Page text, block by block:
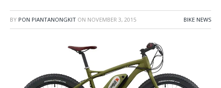
BY PON PIANTANONGKIT ON NOVEMBER 3, 2015 BIKE NEWS